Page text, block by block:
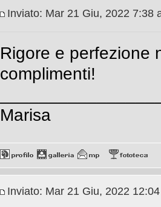
Inviato: Mar 21 Giu, 2022 7:38
Rigore e perfezione
complimenti!
Marisa
Inviato: Mar 21 Giu, 2022